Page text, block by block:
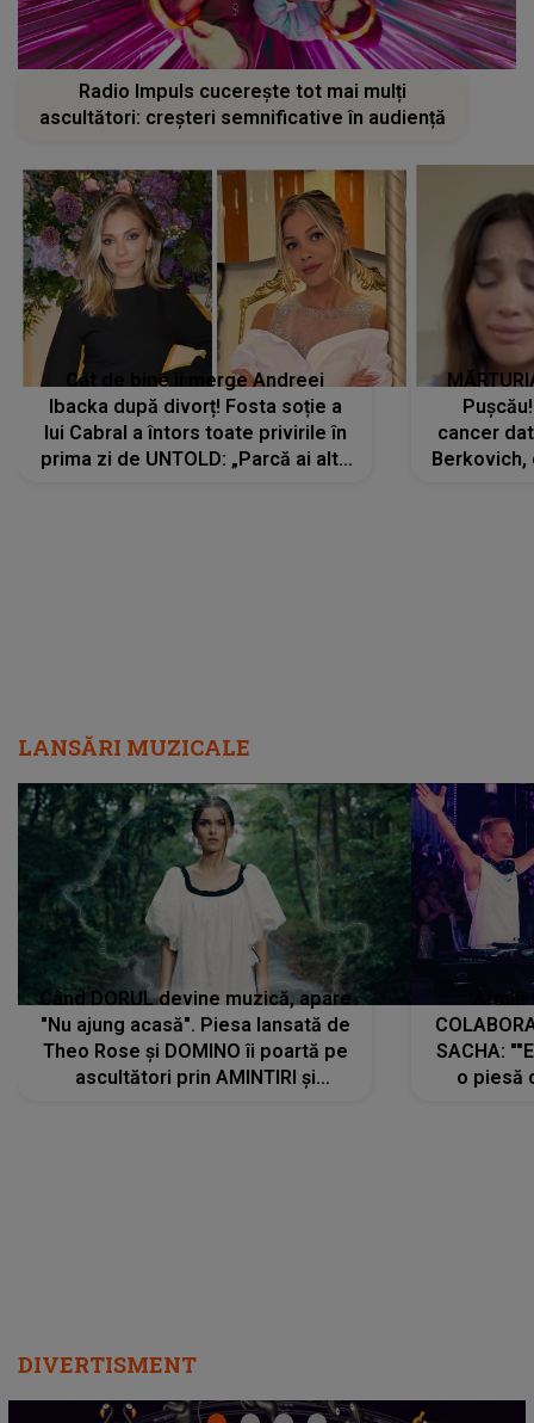
Radio Impuls cucerește tot mai mulți
ascultători: creșteri semnificative în audiență
Cât de bine îi merge Andreei
Ibacka după divorț! Fosta soție a
lui Cabral a întors toate privirile în
prima zi de UNTOLD: „Parcă ai altă
cancer
LANSĂRI MUZICALE
Când DORUL devine muzică, apare
"Nu ajung acasă". Piesa lansată de
Theo Rose și DOMINO îi poartă pe
ascultători prin AMINTIRI și
SACHA:
o piesă
DIVERTISMENT